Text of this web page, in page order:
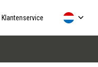
Klantenservice